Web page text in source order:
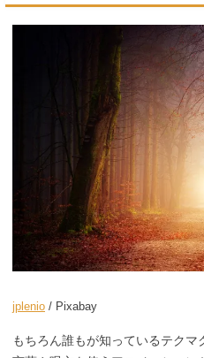
jplenio / Pixabay
もちろん誰もが知っているテク